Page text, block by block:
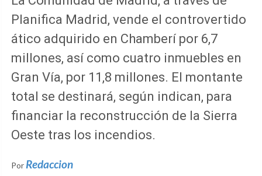
Planifica Madrid, vende el controvertido
ático adquirido en Chamberí por 6,7
millones, así como cuatro inmuebles en
Gran Vía, por 11,8 millones. El montante
total se destinará, según indican, para
financiar la reconstrucción de la Sierra
Oeste tras los incendios.
Por Redaccion